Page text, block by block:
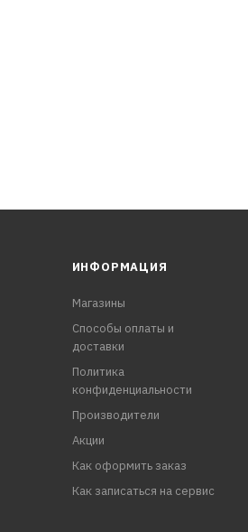
ИНФОРМАЦИЯ
Магазины
Способы оплаты и
доставки
Политика
конфиденциальности
Производители
Акции
Как оформить заказ
Как записаться на сервис